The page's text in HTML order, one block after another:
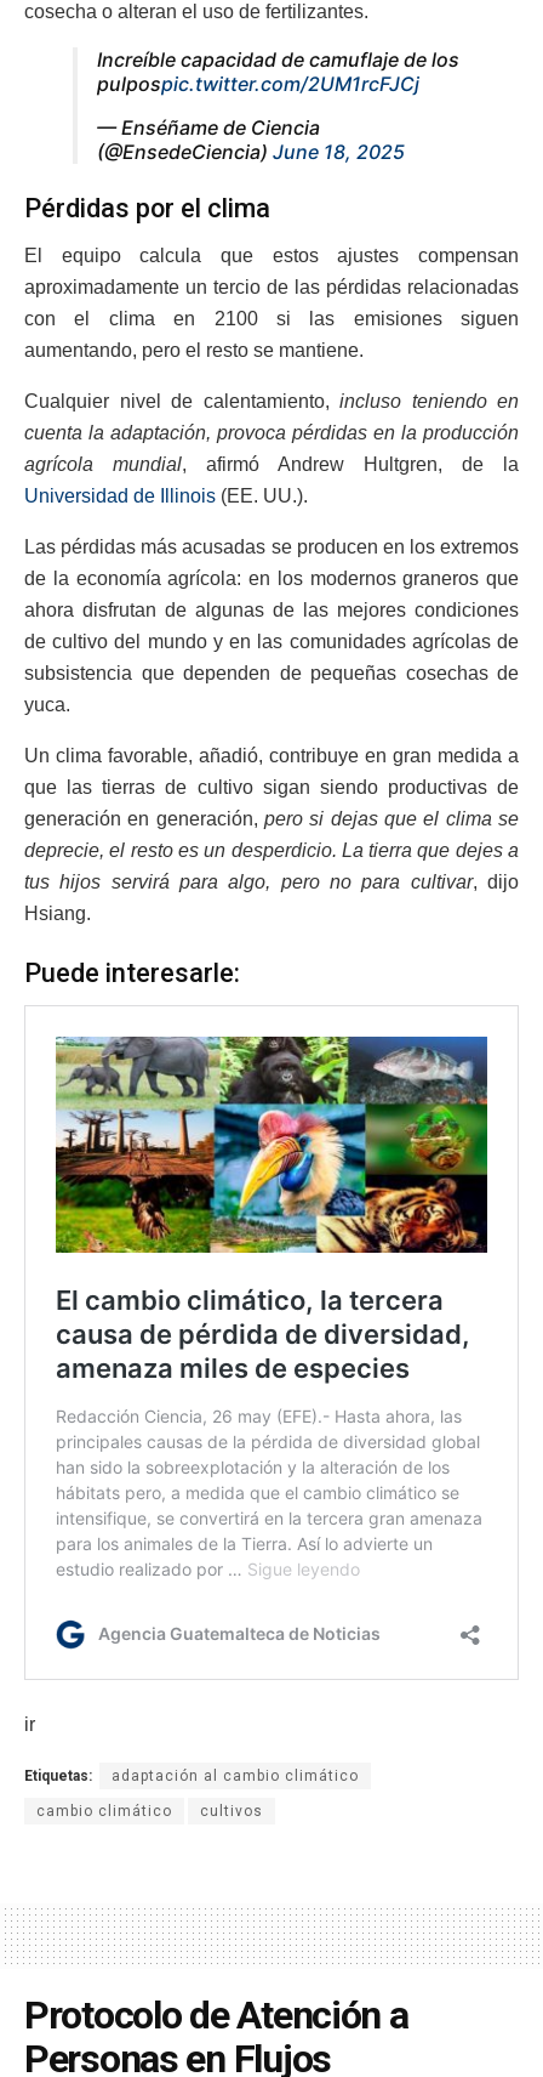
cosecha o alteran el uso de fertilizantes.
Increíble capacidad de camuflaje de los
pulpospic.twitter.com/2UM1rcFJCj
— Enséñame de Ciencia
(@EnsedeCiencia) June 18, 2025
Pérdidas por el clima
El equipo calcula que estos ajustes compensan
aproximadamente un tercio de las pérdidas relacionadas
con el clima en 2100 si las emisiones siguen
aumentando, pero el resto se mantiene.
Cualquier nivel de calentamiento, incluso teniendo en
cuenta la adaptación, provoca pérdidas en la producción
agrícola mundial, afirmó Andrew Hultgren, de la
Universidad de Illinois (EE. UU.).
Las pérdidas más acusadas se producen en los extremos
de la economía agrícola: en los modernos graneros que
ahora disfrutan de algunas de las mejores condiciones
de cultivo del mundo y en las comunidades agrícolas de
subsistencia que dependen de pequeñas cosechas de
yuca.
Un clima favorable, añadió, contribuye en gran medida a
que las tierras de cultivo sigan siendo productivas de
generación en generación, pero si dejas que el clima se
deprecie, el resto es un desperdicio. La tierra que dejes a
tus hijos servirá para algo, pero no para cultivar, dijo
Hsiang.
Puede interesarle:
ir
Etiquetas: adaptación al cambio climático
cambio climático cultivos
Protocolo de Atención a
Personas en Flujos